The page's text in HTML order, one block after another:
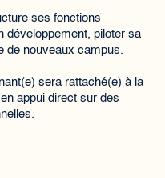
ses fonctions
développement, piloter sa
de nouveaux campus.
sera rattaché(e) à la
appui direct sur des